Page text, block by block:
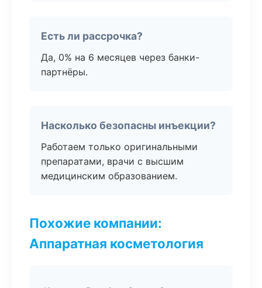
Есть ли рассрочка?
Да, 0% на 6 месяцев через банки-
партнёры.
Насколько безопасны инъекции?
Работаем только оригинальными
препаратами, врачи с высшим
медицинским образованием.
Похожие компании:
Аппаратная косметология